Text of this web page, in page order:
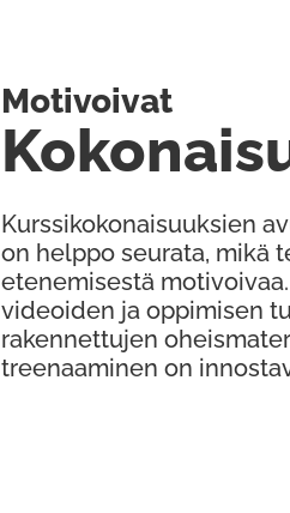
Kurssikokonaisuuksien
on helppo seurata, mikä
etenemisestä
videoiden ja oppimisen
rakennettujen
treenaaminen on
Motivoivat